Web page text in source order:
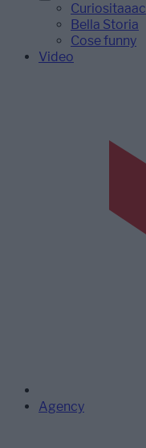
Curiositaaac
Bella Storia
Cose funny
Video
Agency